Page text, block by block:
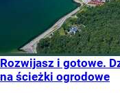
Rozwijasz i gotowe.
na ścieżki ogrodowe